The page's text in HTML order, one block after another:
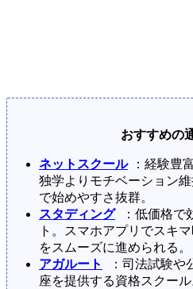
おすすめの
ネットスクール
：経験豊
独学よりモチベーション
で始めやすさ抜群。
スタディング
：低価格で
ト。スマホアプリでスキ
をスムーズに進められる。
アガルート
：司法試験
座を提供する資格スクー